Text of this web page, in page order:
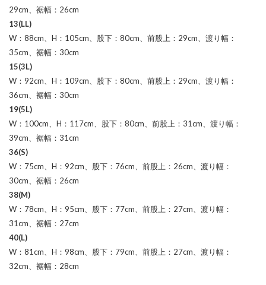
29cm、裾幅：26cm
13(LL)
W：88cm、H：105cm、股下：80cm、前股上：29cm、渡り幅：
35cm、裾幅：30cm
15(3L)
W：92cm、H：109cm、股下：80cm、前股上：29cm、渡り幅：
36cm、裾幅：30cm
19(5L)
W：100cm、H：117cm、股下：80cm、前股上：31cm、渡り幅：
39cm、裾幅：31cm
36(S)
W：75cm、H：92cm、股下：76cm、前股上：26cm、渡り幅：
30cm、裾幅：26cm
38(M)
W：78cm、H：95cm、股下：77cm、前股上：27cm、渡り幅：
31cm、裾幅：27cm
40(L)
W：81cm、H：98cm、股下：79cm、前股上：27cm、渡り幅：
32cm、裾幅：28cm